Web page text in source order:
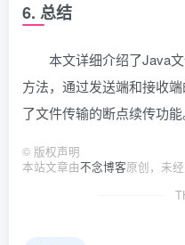
6. 总结
本文详细介绍了Java
方法，通过发送端和接收
了文件传输的断点续传功能
© 版权声明
本站文章由不念博客原创，未经